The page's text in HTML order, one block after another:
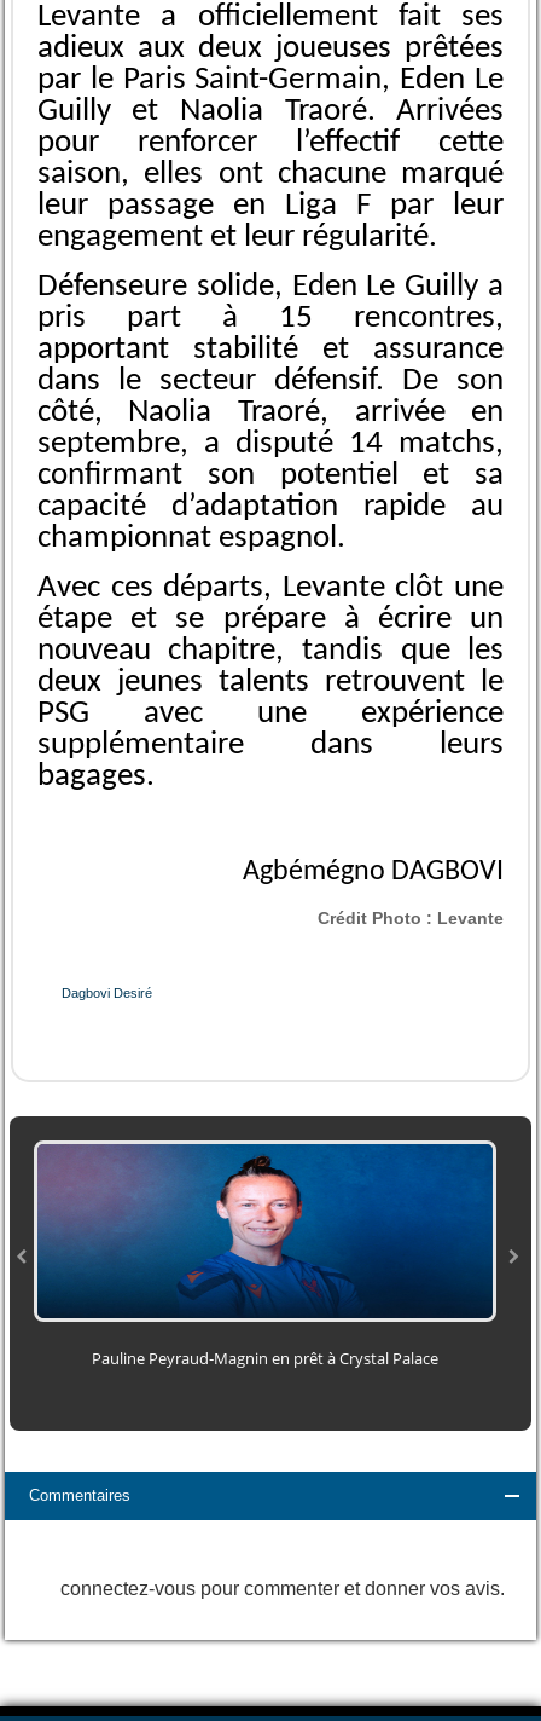
Levante a officiellement fait ses
adieux aux deux joueuses prêtées
par le Paris Saint-Germain, Eden Le
Guilly et Naolia Traoré. Arrivées
pour renforcer l’effectif cette
saison, elles ont chacune marqué
leur passage en Liga F par leur
engagement et leur régularité.
Défenseure solide, Eden Le Guilly a
pris part à 15 rencontres,
apportant stabilité et assurance
dans le secteur défensif. De son
côté, Naolia Traoré, arrivée en
septembre, a disputé 14 matchs,
confirmant son potentiel et sa
capacité d’adaptation rapide au
championnat espagnol.
Avec ces départs, Levante clôt une
étape et se prépare à écrire un
nouveau chapitre, tandis que les
deux jeunes talents retrouvent le
PSG avec une expérience
supplémentaire dans leurs
bagages.
Agbémégno DAGBOVI
Crédit Photo : Levante
Dagbovi Desiré
Pauline Peyraud‑Magnin en prêt à Crystal Palace
Commentaires
connectez-vous pour commenter et donner vos avis.